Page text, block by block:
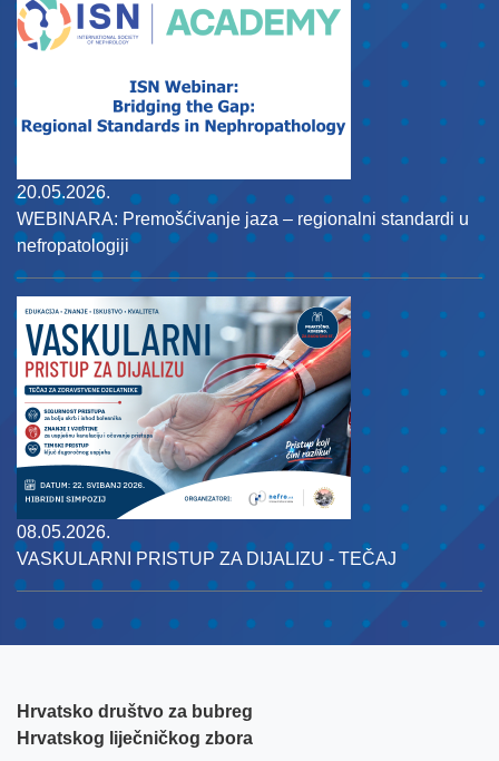
20.05.2026.
WEBINARA: Premošćivanje jaza – regionalni standardi u
nefropatologiji
08.05.2026.
VASKULARNI PRISTUP ZA DIJALIZU - TEČAJ
Hrvatsko društvo za bubreg
Hrvatskog liječničkog zbora